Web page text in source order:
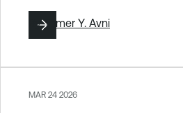
ByTomer Y. Avni
MAR 24 2026